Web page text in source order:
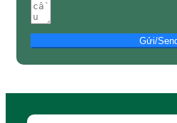
Gửi/